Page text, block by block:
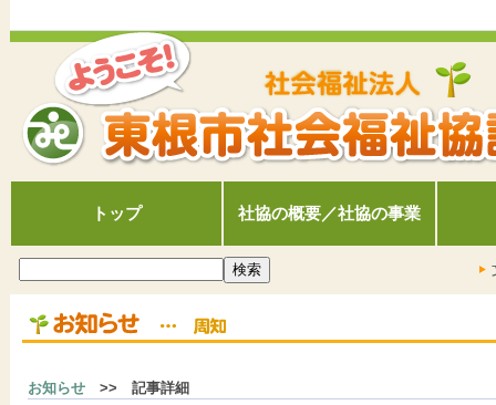
トップ 社協の概要／社協の事業
お知らせ >> 記事詳細